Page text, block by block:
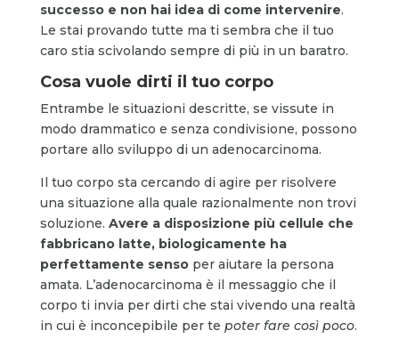
successo e non hai idea di come intervenire.
Le stai provando tutte ma ti sembra che il tuo
caro stia scivolando sempre di più in un baratro.
Cosa vuole dirti il tuo corpo
Entrambe le situazioni descritte, se vissute in
modo drammatico e senza condivisione, possono
portare allo sviluppo di un adenocarcinoma.
Il tuo corpo sta cercando di agire per risolvere
una situazione alla quale razionalmente non trovi
soluzione. Avere a disposizione più cellule che
fabbricano latte, biologicamente ha
perfettamente sensoper aiutare la persona
amata. L’adenocarcinoma è il messaggio che il
corpo ti invia per dirti che stai vivendo una realtà
in cui è inconcepibile per te poter fare così poco.